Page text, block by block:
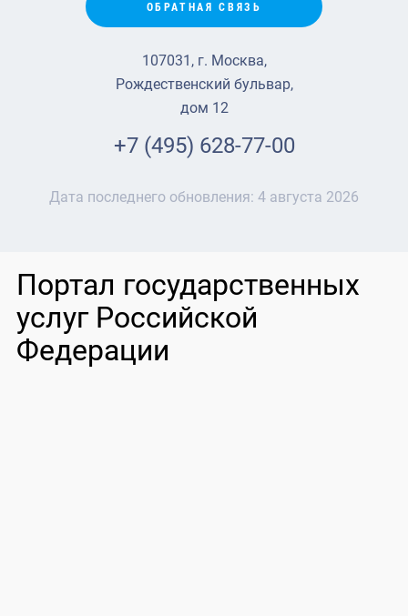
ОБРАТНАЯ СВЯЗЬ
107031, г. Москва,
Рождественский бульвар,
дом 12
+7 (495) 628-77-00
Дата последнего обновления: 4 августа 2026
Портал государственных
услуг Российской
Федерации